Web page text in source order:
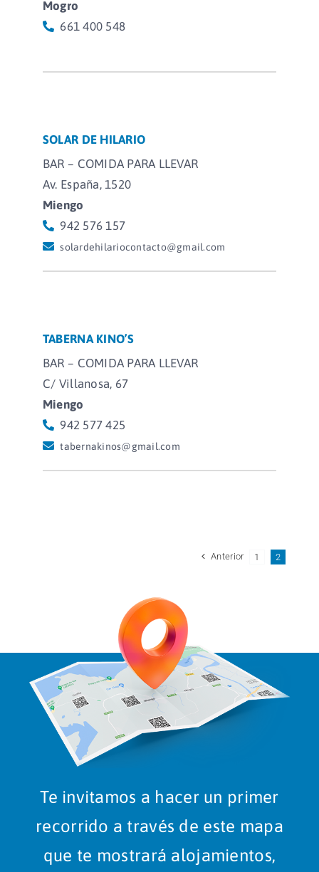
Mogro
661 400 548
SOLAR DE HILARIO
BAR – COMIDA PARA LLEVAR
Av. España, 1520
Miengo
942 576 157
solardehilariocontacto@gmail.com
TABERNA KINO’S
BAR – COMIDA PARA LLEVAR
C/ Villanosa, 67
Miengo
942 577 425
tabernakinos@gmail.com
Anterior 1 2
Te invitamos a hacer un primer
recorrido a través de este mapa
que te mostrará alojamientos,